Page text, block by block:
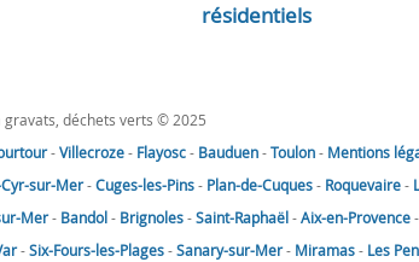
résidentiels
déchets verts © 2025
-Villecroze- Flayosc- Bauduen-Toulon- Mentions
sur-Mer-Cuges-les-Pins- Plan-de-Cuques- Roquevaire-
Mer- Bandol- Brignoles-Saint-Raphaël-Aix-en-Provence-
-Six-Fours-les-Plages-Sanary-sur-Mer- Miramas- Les